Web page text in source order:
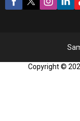
Copyright ©